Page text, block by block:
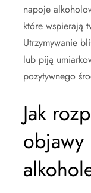
napoje
które wspierają
Utrzymywanie
lub piją
pozytywnego
Jak